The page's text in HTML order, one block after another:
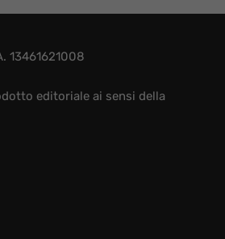
13461621008
editoriale ai sensi della